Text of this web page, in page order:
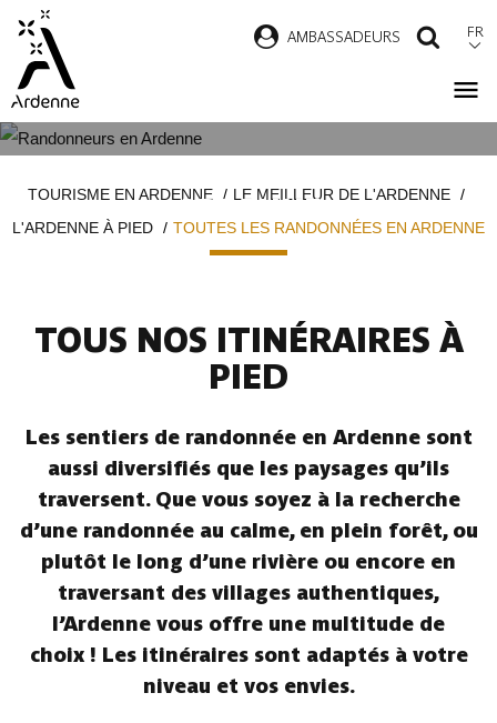
contenu
principal
AMBASSADEURS FR
ARDENNE
d'ArianeTOURISME EN ARDENNE
LE MEILLEUR DE L'ARDENNE
L'ARDENNE À PIED
TOUTES LES RANDONNÉES EN ARDENNE
TOUS NOS ITINÉRAIRES À
PIED
Les sentiers de randonnée en Ardenne sont
aussi diversifiés que les paysages qu’ils
traversent. Que vous soyez à la recherche
d’une randonnée au calme, en plein forêt, ou
plutôt le long d’une rivière ou encore en
traversant des villages authentiques,
l’Ardenne vous offre une multitude de
choix ! Les itinéraires sont adaptés à votre
niveau et vos envies.